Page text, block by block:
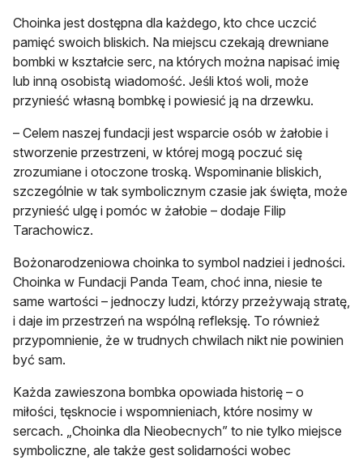
Choinka jest dostępna dla każdego, kto chce uczcić
pamięć swoich bliskich. Na miejscu czekają drewniane
bombki w kształcie serc, na których można napisać imię
lub inną osobistą wiadomość. Jeśli ktoś woli, może
przynieść własną bombkę i powiesić ją na drzewku.
– Celem naszej fundacji jest wsparcie osób w żałobie i
stworzenie przestrzeni, w której mogą poczuć się
zrozumiane i otoczone troską. Wspominanie bliskich,
szczególnie w tak symbolicznym czasie jak święta, może
przynieść ulgę i pomóc w żałobie – dodaje Filip
Tarachowicz.
Bożonarodzeniowa choinka to symbol nadziei i jedności.
Choinka w Fundacji Panda Team, choć inna, niesie te
same wartości – jednoczy ludzi, którzy przeżywają stratę,
i daje im przestrzeń na wspólną refleksję. To również
przypomnienie, że w trudnych chwilach nikt nie powinien
być sam.
Każda zawieszona bombka opowiada historię – o
miłości, tęsknocie i wspomnieniach, które nosimy w
sercach. „Choinka dla Nieobecnych” to nie tylko miejsce
symboliczne, ale także gest solidarności wobec